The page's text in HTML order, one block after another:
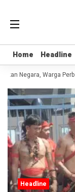
Home Headline
Home Headline
Negara, Warga
Headline